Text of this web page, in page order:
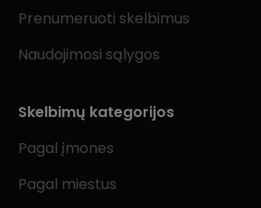
Prenumeruoti skelbimus
Naudojimosi sąlygos
Skelbimų kategorijos
Pagal įmones
Pagal miestus